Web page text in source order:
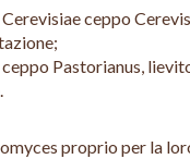
ceppo
Pastorianus,
proprio per la